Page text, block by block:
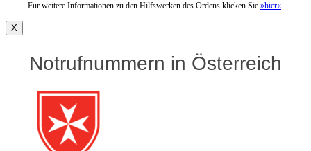
Für weitere Informationen zu den Hilfswerken des Ordens klicken Sie »hier«.
X
Notrufnummern in Österreich